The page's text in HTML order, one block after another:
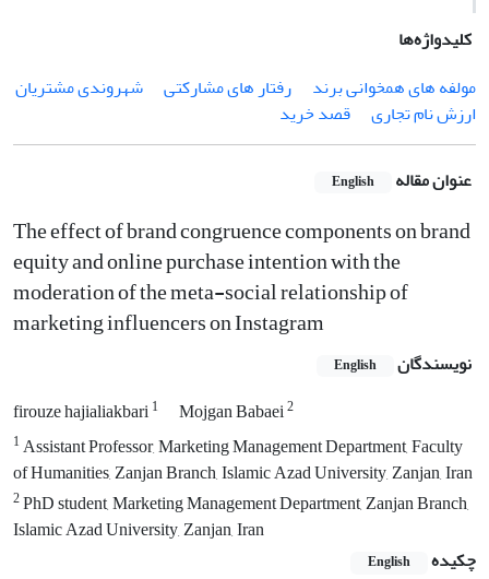
کلیدواژه‌ها
مولفه های همخوانی برند
رفتار های مشارکتی
شهروندی مشتریان
ارزش نام تجاری
قصد خرید
عنوان مقاله English
The effect of brand congruence components on brand
equity and online purchase intention with the
moderation of the meta-social relationship of
marketing influencers on Instagram
نویسندگان English
firouze hajialiakbari1 Mojgan Babaei2
1Assistant Professor, Marketing Management Department, Faculty
of Humanities, Zanjan Branch, Islamic Azad University, Zanjan, Iran
2PhD student, Marketing Management Department, Zanjan Branch,
Islamic Azad University, Zanjan, Iran
چکیده
English